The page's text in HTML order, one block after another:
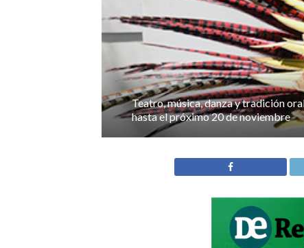
Teatro, música, danza y tradición
hasta el próximo 20 de noviembre